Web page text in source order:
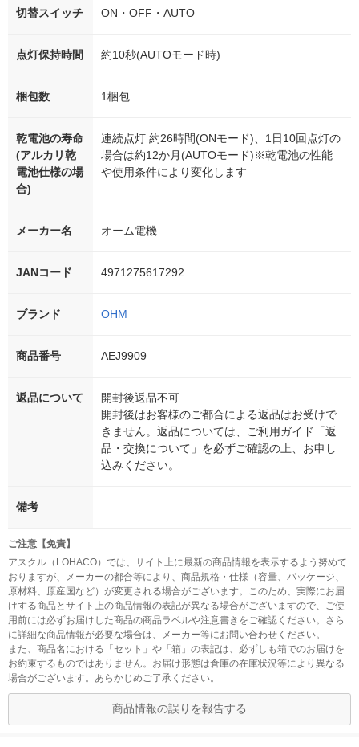
切替スイッチ ON・OFF・AUTO
点灯保持時間 約10秒(AUTOモード時)
梱包数 1梱包
乾電池の寿命
(アルカリ乾
電池仕様の場
合)
連続点灯 約26時間(ONモード)、1日10回点灯の
場合は約12か月(AUTOモード)※乾電池の性能
や使用条件により変化します
メーカー名 オーム電機
JANコード 4971275617292
ブランド OHM
商品番号 AEJ9909
返品について
開封後返品不可
開封後はお客様のご都合による返品はお受けで
きません。返品については、ご利用ガイド「返
品・交換について」を必ずご確認の上、お申し
込みください。
備考
ご注意【免責】
アスクル（LOHACO）では、サイト上に最新の商品情報を表示するよう努めて
おりますが、メーカーの都合等により、商品規格・仕様（容量、パッケージ、
原材料、原産国など）が変更される場合がございます。このため、実際にお届
けする商品とサイト上の商品情報の表記が異なる場合がございますので、ご使
用前には必ずお届けした商品の商品ラベルや注意書きをご確認ください。さら
に詳細な商品情報が必要な場合は、メーカー等にお問い合わせください。
また、商品名における「セット」や「箱」の表記は、必ずしも箱でのお届けを
お約束するものではありません。お届け形態は倉庫の在庫状況等により異なる
場合がございます。あらかじめご了承ください。
商品情報の誤りを報告する